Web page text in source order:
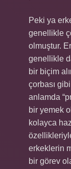
Peki ya
genellikle
olmuştur.
genellikle
bir biçim
çorbası
anlamda
bir yemek
kolayca
erkeklerin
bir görev